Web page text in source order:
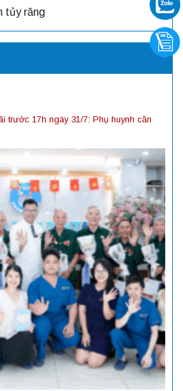
tủy răng
trước 17h ngày 31/7: Phụ huynh cần